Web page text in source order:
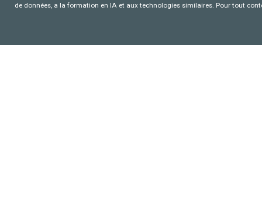
de données, a la formation en IA et aux technologies similaires. Pour tout